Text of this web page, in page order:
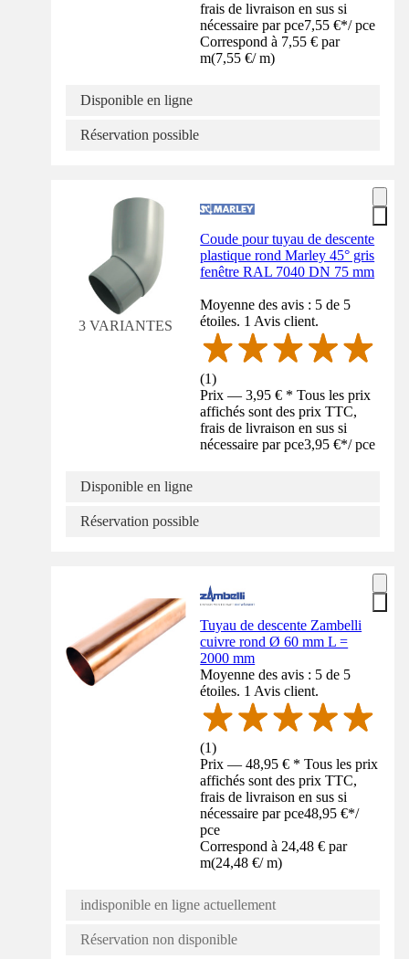
frais de livraison en sus si
nécessaire par pce7,55 €*/ pce
Correspond à 7,55 € par
m(7,55 €/ m)
Disponible en ligne
Réservation possible
3 VARIANTES
Coude pour tuyau de descente
plastique rond Marley 45° gris
fenêtre RAL 7040 DN 75 mm
Moyenne des avis : 5 de 5
étoiles. 1 Avis client.
(1)
Prix — 3,95 € * Tous les prix
affichés sont des prix TTC,
frais de livraison en sus si
nécessaire par pce3,95 €*/ pce
Disponible en ligne
Réservation possible
Tuyau de descente Zambelli
cuivre rond Ø 60 mm L =
2000 mm
Moyenne des avis : 5 de 5
étoiles. 1 Avis client.
(1)
Prix — 48,95 € * Tous les prix
affichés sont des prix TTC,
frais de livraison en sus si
nécessaire par pce48,95 €*/
pce
Correspond à 24,48 € par
m(24,48 €/ m)
indisponible en ligne actuellement
Réservation non disponible